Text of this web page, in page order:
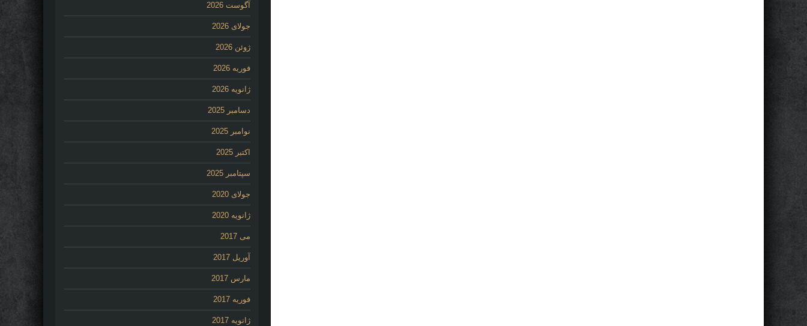
آگوست 2026
جولای 2026
ژوئن 2026
فوریه 2026
ژانویه 2026
دسامبر 2025
نوامبر 2025
اکتبر 2025
سپتامبر 2025
جولای 2020
ژانویه 2020
می 2017
آوریل 2017
مارس 2017
فوریه 2017
ژانویه 2017